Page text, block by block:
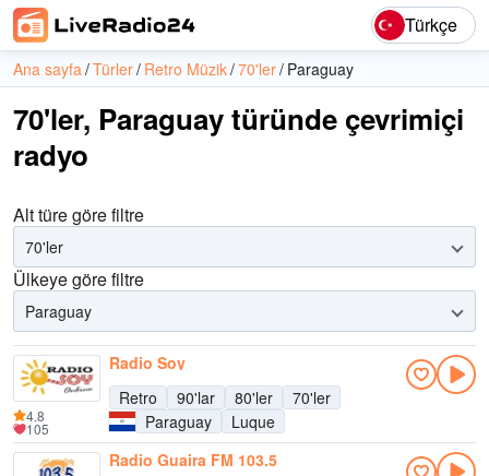
Türkçe
Ana sayfa Türler Retro Müzik 70'ler Paraguay
70'ler, Paraguay türünde çevrimiçi
radyo
Alt türe göre filtre
70'ler
Ülkeye göre filtre
Paraguay
Radio Soy
Retro
90'lar 80'ler
70'ler
Paraguay
Luque
4.8
105
Radio Guaira FM 103.5